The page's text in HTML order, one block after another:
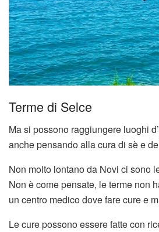
Terme di Selce
Ma si possono raggiungere luoghi
anche pensando alla cura di sè e
Non molto lontano da Novi ci sono
Non è come pensate, le terme non
un centro medico dove fare cure e
Le cure possono essere fatte con